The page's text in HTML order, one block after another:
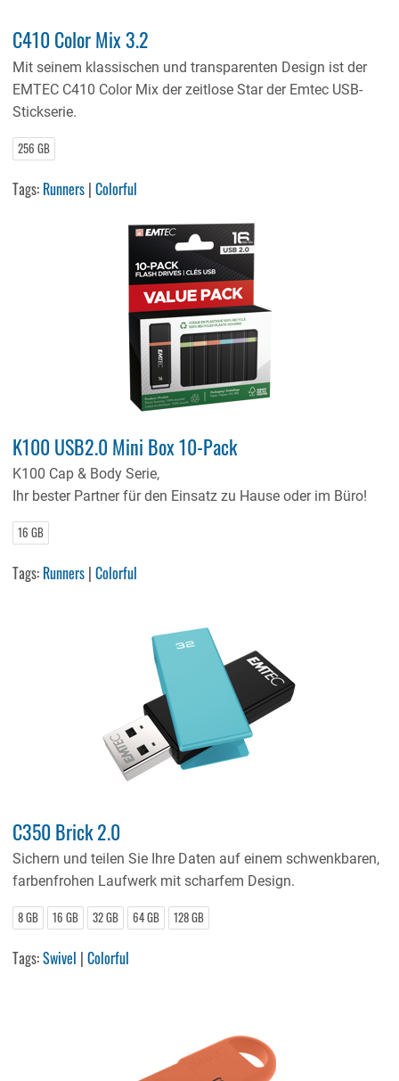
C410 Color Mix 3.2
Mit seinem klassischen und transparenten Design ist der
EMTEC C410 Color Mix der zeitlose Star der Emtec USB-
Stickserie.
256 GB
Tags: Runners |Colorful
K100 USB2.0 Mini Box 10-Pack
K100 Cap & Body Serie,
Ihr bester Partner für den Einsatz zu Hause oder im Büro!
16 GB
Tags: Runners |Colorful
C350 Brick 2.0
Sichern und teilen Sie Ihre Daten auf einem schwenkbaren,
farbenfrohen Laufwerk mit scharfem Design.
8 GB 16 GB 32 GB 64 GB 128 GB
Tags:Swivel |Colorful